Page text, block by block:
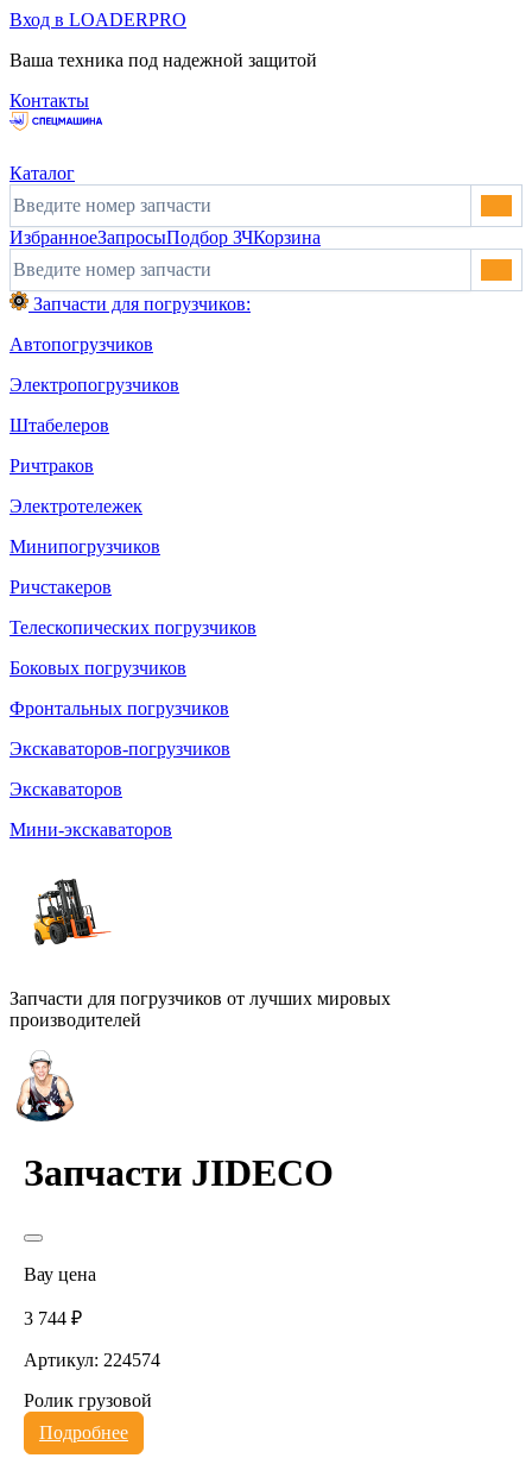
Вход в LOADERPRO
Ваша техника под надежной защитой
Контакты
Каталог
ИзбранноеЗапросыПодбор ЗЧКорзина
Запчасти для погрузчиков:
Автопогрузчиков
Электропогрузчиков
Штабелеров
Ричтраков
Электротележек
Минипогрузчиков
Ричстакеров
Телескопических погрузчиков
Боковых погрузчиков
Фронтальных погрузчиков
Экскаваторов-погрузчиков
Экскаваторов
Мини-экскаваторов
Запчасти для погрузчиков от лучших мировых
производителей
Запчасти JIDECO
Вау цена
3 744 ₽
Артикул: 224574
Ролик грузовой
Подробнее